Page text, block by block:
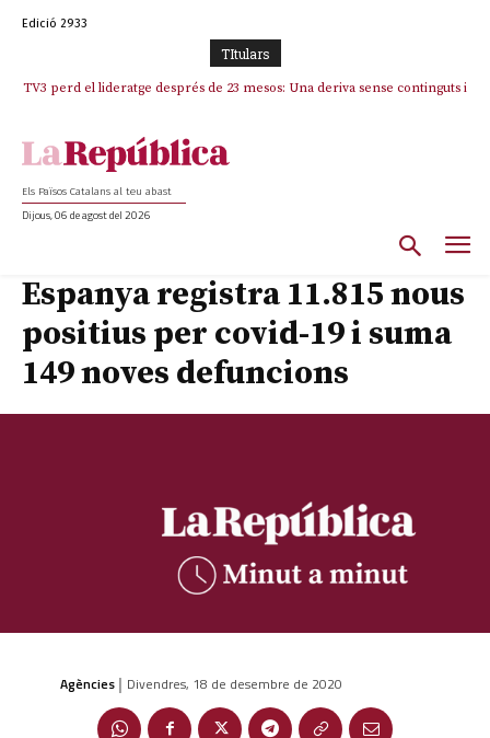
Edició 2933
TItulars
TV3 perd el lideratge després de 23 mesos: Una deriva sense continguts i
Els Països Catalans al teu abast
Dijous, 06 de agost del 2026
Espanya registra 11.815 nous
positius per covid-19 i suma
149 noves defuncions
Agències | Divendres, 18 de desembre de 2020